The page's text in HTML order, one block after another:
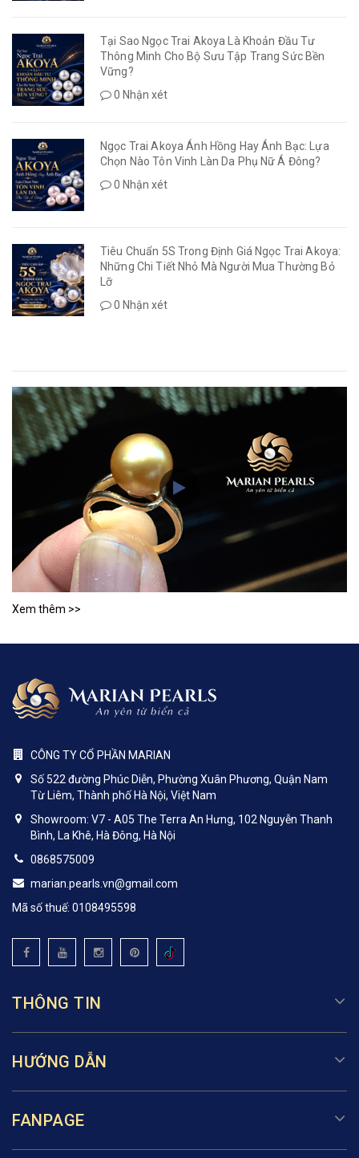
Tại Sao Ngọc Trai Akoya Là Khoản Đầu Tư
Thông Minh Cho Bộ Sưu Tập Trang Sức Bền
Vững?
0 Nhận xét
Ngọc Trai Akoya Ánh Hồng Hay Ánh Bạc: Lựa
Chọn Nào Tôn Vinh Làn Da Phụ Nữ Á Đông?
0 Nhận xét
Tiêu Chuẩn 5S Trong Định Giá Ngọc Trai Akoya:
Những Chi Tiết Nhỏ Mà Người Mua Thường Bỏ
Lỡ
0 Nhận xét
Xem thêm >>
CÔNG TY CỔ PHẦN MARIAN
Số 522 đường Phúc Diễn, Phường Xuân Phương, Quận Nam
Từ Liêm, Thành phố Hà Nội, Việt Nam
Showroom: V7 - A05 The Terra An Hưng, 102 Nguyễn Thanh
Bình, La Khê, Hà Đông, Hà Nội
0868575009
marian.pearls.vn@gmail.com
Mã số thuế: 0108495598
THÔNG TIN
HƯỚNG DẪN
FANPAGE